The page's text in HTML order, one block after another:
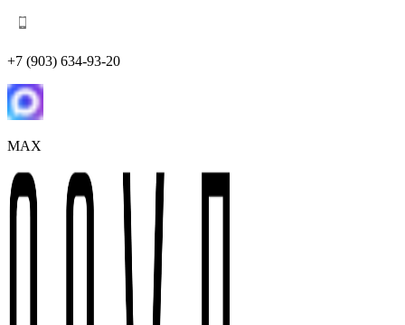
+7 (903) 634-93-20
MAX